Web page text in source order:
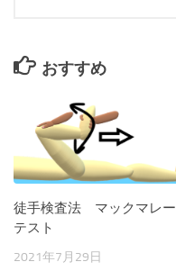
おすすめ
徒手検査法 マックマレー
テスト
2021年7月29日